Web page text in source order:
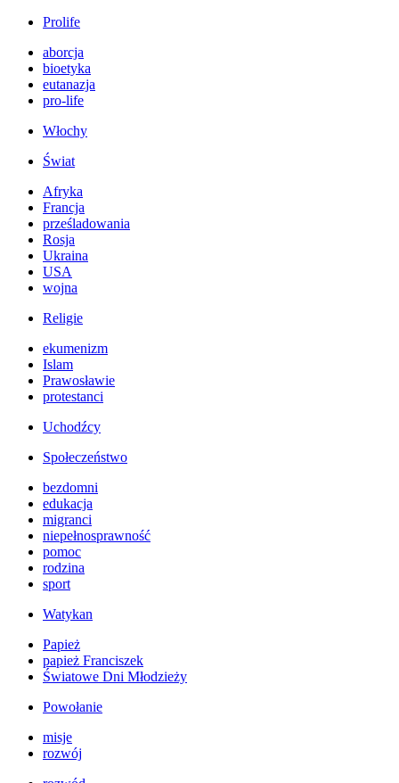
Prolife
aborcja
bioetyka
eutanazja
pro-life
Włochy
Świat
Afryka
Francja
prześladowania
Rosja
Ukraina
USA
wojna
Religie
ekumenizm
Islam
Prawosławie
protestanci
Uchodźcy
Społeczeństwo
bezdomni
edukacja
migranci
niepełnosprawność
pomoc
rodzina
sport
Watykan
Papież
papież Franciszek
Światowe Dni Młodzieży
Powołanie
misje
rozwój